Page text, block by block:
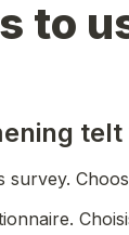
to
telt